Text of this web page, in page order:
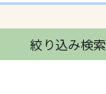
絞り込み検索